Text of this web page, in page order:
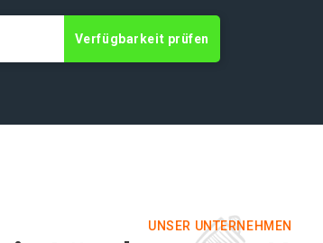
Verfügbarkeit prüfen
UNSER UNTERNEHMEN